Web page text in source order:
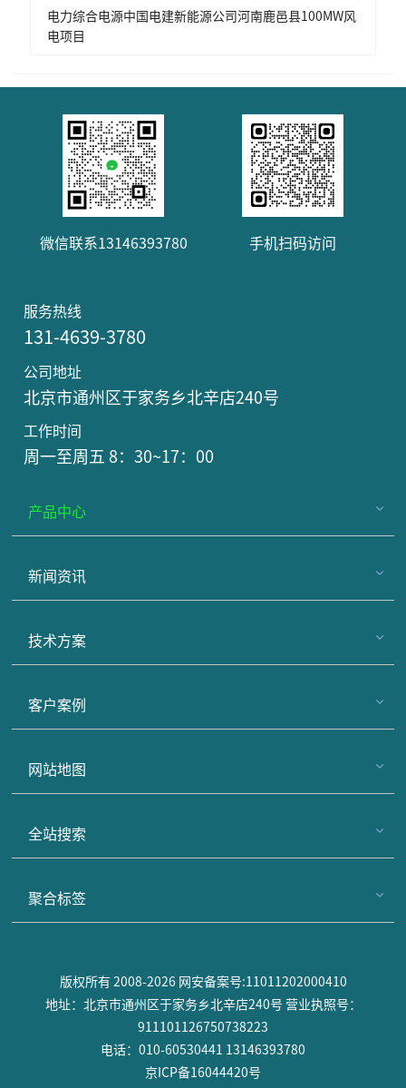
电力综合电源中国电建新能源公司河南鹿邑县100MW风
电项目
微信联系13146393780 手机扫码访问
服务热线
131-4639-3780
公司地址
北京市通州区于家务乡北辛店240号
工作时间
周一至周五 8：30~17：00
产品中心
新闻资讯
技术方案
客户案例
网站地图
全站搜索
聚合标签
版权所有 2008-2026 网安备案号:11011202000410
地址：北京市通州区于家务乡北辛店240号 营业执照号：
911101126750738223
电话：010-60530441 13146393780
京ICP备16044420号